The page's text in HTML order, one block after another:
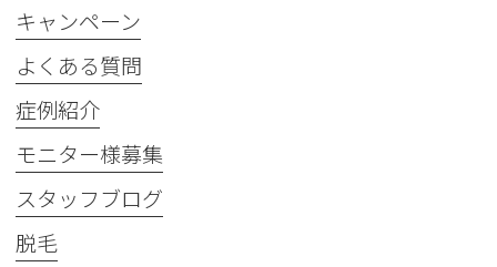
キャンペーン
よくある質問
症例紹介
モニター様募集
スタッフブログ
脱毛